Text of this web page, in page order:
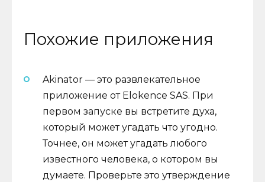
Похожие приложения
Akinator — это развлекательное
приложение от Elokence SAS. При
первом запуске вы встретите духа,
который может угадать что угодно.
Точнее, он может угадать любого
известного человека, о котором вы
думаете. Проверьте это утверждение